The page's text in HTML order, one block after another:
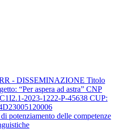
- DISSEMINAZIONE Titolo
“Per aspera ad astra” CNP
2023-1222-P-45638 CUP:
potenziamento delle competenze